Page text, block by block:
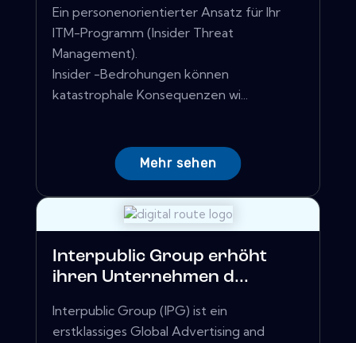
Ein personenorientierter Ansatz für Ihr
ITM-Programm (Insider Threat
Management).
Insider -Bedrohungen können
katastrophale Konsequenzen wi...
Mehr sehen
Interpublic Group erhöht
ihren Unternehmen d...
Interpublic Group (IPG) ist ein
erstklassiges Global Advertising and